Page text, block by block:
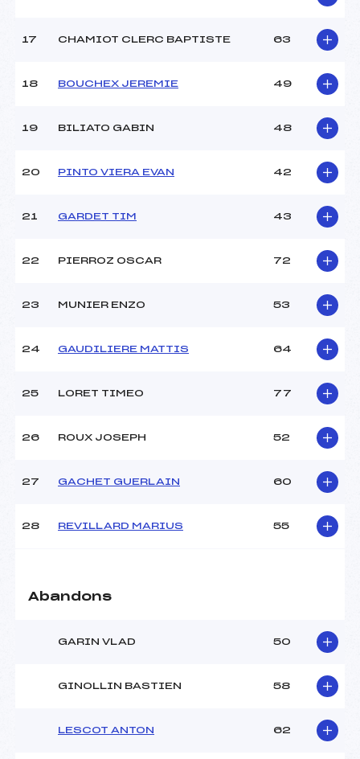
17 CHAMIOT CLERC BAPTISTE 63
18 BOUCHEX JEREMIE 49
19 BILIATO GABIN 48
20 PINTO VIERA EVAN 42
21 GARDET TIM 43
22 PIERROZ OSCAR 72
23 MUNIER ENZO 53
24 GAUDILIERE MATTIS 64
25 LORET TIMEO 77
26 ROUX JOSEPH 52
27 GACHET GUERLAIN 60
28 REVILLARD MARIUS 55
Abandons
GARIN VLAD 50
GINOLLIN BASTIEN 58
LESCOT ANTON 62